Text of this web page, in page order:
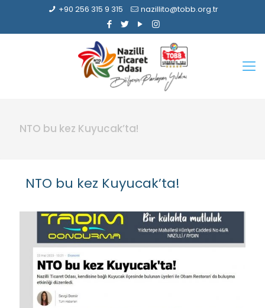
+90 256 315 9 315 nazillito@tobb.org.tr
NTO bu kez Kuyucak’ta!
NTO bu kez Kuyucak’ta!